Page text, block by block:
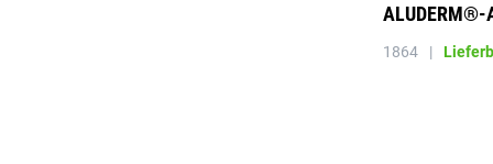
ALUDERM®-
1864 |